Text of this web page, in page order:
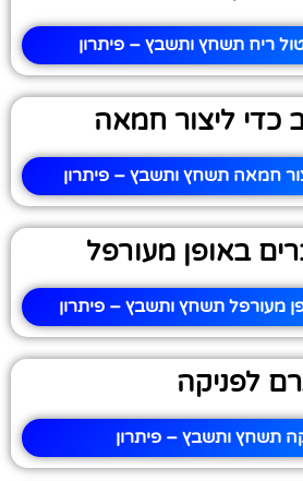
ריח תשחץ ותשבץ – פיתרון
כדי ליצור חמאה
חמאה תשחץ ותשבץ – פיתרון
באופן מעורפל
מעורפל תשחץ ותשבץ – פיתרון
לפניקה
תשחץ ותשבץ – פיתרון